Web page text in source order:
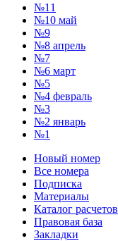
№11
№10 май
№9
№8 апрель
№7
№6 март
№5
№4 февраль
№3
№2 январь
№1
Новый номер
Все номера
Подписка
Материалы
Каталог расчетов
Правовая база
Закладки